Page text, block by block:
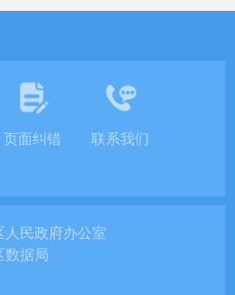
页面纠错 联系我们
民政府办公室
数据局